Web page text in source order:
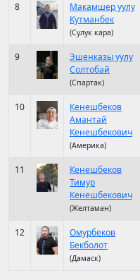
8
Макамшер уулу
Кутманбек
(Сулук кара)
9
Эшенказы уулу
Солтобай
(Спартак)
10
Кенешбеков
Амантай
Кенешбекович
(Америка)
11
Кенешбеков
Тимур
Кенешбекович
(Желтаман)
12
Омурбеков
Бекболот
(Дамаск)